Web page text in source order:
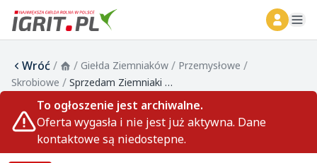
Wróć/ / Giełda Ziemniaków / Przemysłowe /
Skrobiowe / Sprzedam Ziemniaki przemysłowe ilość Ok 150 ton odmiany Glada skawa Eurostarch skrobia w przedziale od 20.5 do 22
To ogłoszenie jest archiwalne.
Oferta wygasła i nie jest już aktywna. Dane
kontaktowe są niedostepne.